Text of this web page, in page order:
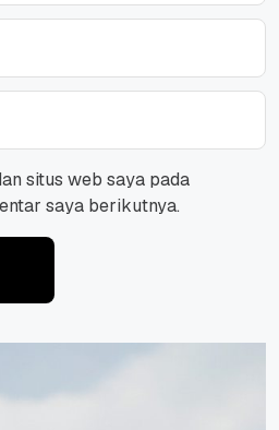
situs web saya pada
saya berikutnya.